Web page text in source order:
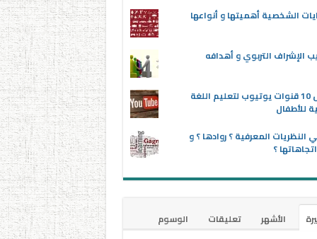
الشخصية أهميتها و أنواعها
الإشراف التربوي و أهدافه
أفضل 10 قنوات يوتيوب لتعليم اللغة
للأطفال
النظريات المعرفية ؟ روادها ؟ و
؟
الأشهر تعليقات
الوسوم